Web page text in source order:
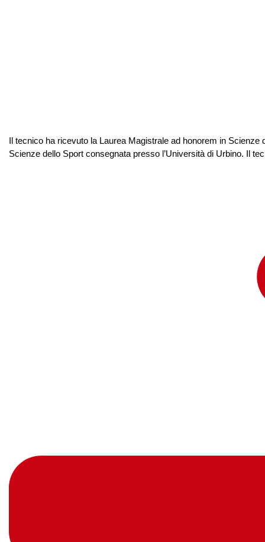
Il tecnico ha ricevuto la Laurea Magistrale ad honorem in
Scienze dello Sport consegnata presso l’Università di Urbino. Il